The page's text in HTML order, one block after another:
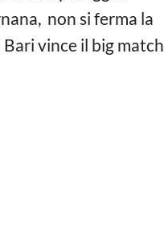
non si ferma la
vince il big match